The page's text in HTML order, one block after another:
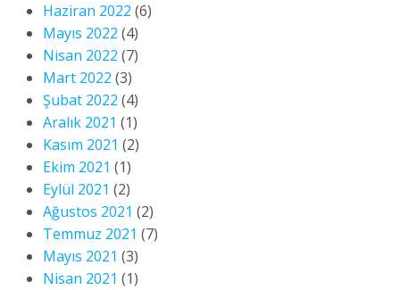
Haziran 2022 (6)
Mayıs 2022 (4)
Nisan 2022 (7)
Mart 2022 (3)
Şubat 2022 (4)
Aralık 2021 (1)
Kasım 2021 (2)
Ekim 2021 (1)
Eylül 2021 (2)
Ağustos 2021 (2)
Temmuz 2021 (7)
Mayıs 2021 (3)
Nisan 2021 (1)